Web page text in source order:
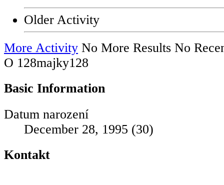
Older Activity
More Activity No More Results No
O 128majky128
Basic Information
Datum narození
December 28, 1995 (30)
Kontakt